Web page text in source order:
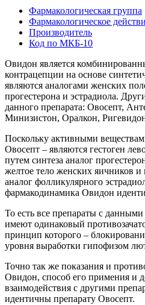
Фармакологическая группа
Фармакологическое
Производитель
Код по МКБ-10
Овидон является
контрацепции на основе
являются аналогами женских
прогестерона и эстрадиола.
данного препарата: Овосепт,
Минизистон, Оралкон,
Поскольку активными
Овосепт – являются гестоген
путем синтеза аналог
желтое тело женских яичников и
аналог фолликулярного
фармакодинамика Овидон
То есть все препараты с
имеют одинаковый
принцип которого –
уровня выработки гипофизом
Точно так же показания и
Овидон, способ его примения и
взаимодействия с другими
идентичны препарату Овосепт.